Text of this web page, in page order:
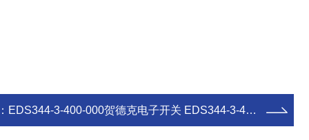
EDS344-3-400-000贺德克电子开关 EDS344-3-400-000